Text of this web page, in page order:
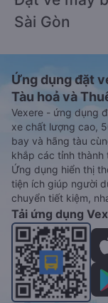
Sài Gòn
Ứng dụng đặt
Tàu hoả và
Vexere - ứng dụng
xe chất lượng cao,
bay và hãng tàu
khắp các tỉnh thành
Ứng dụng hiển thị
tiện ích giúp người
chuyển tiết kiệm,
Tải ứng dụng